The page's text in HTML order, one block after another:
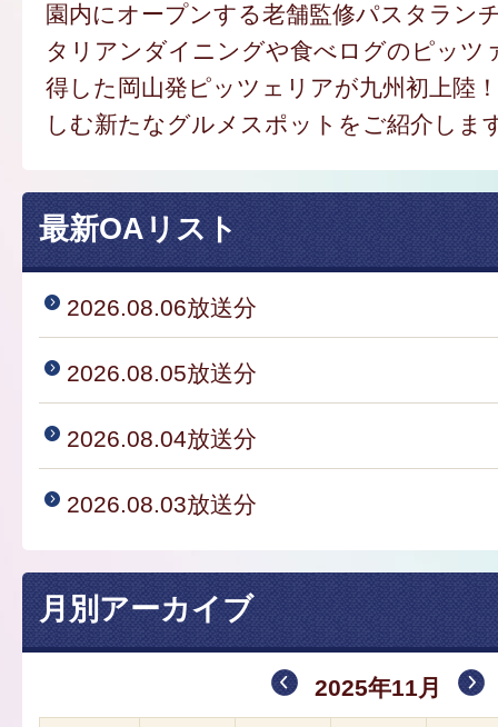
園内にオープンする老舗監修パスタラン
タリアンダイニングや食べログのピッツ
得した岡山発ピッツェリアが九州初上陸
しむ新たなグルメスポットをご紹介しま
最新OAリスト
2026.08.06放送分
2026.08.05放送分
2026.08.04放送分
2026.08.03放送分
月別アーカイブ
2025年11月